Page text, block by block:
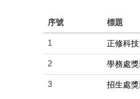
序號 標題
1 正修科
2 學務處
3 招生處